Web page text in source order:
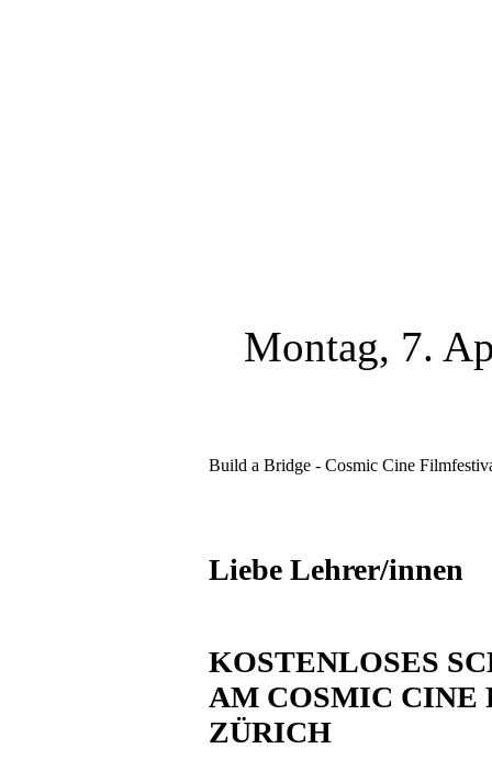
Montag, 7.
Build a Bridge - Cosmic Cine
Liebe Lehrer/innen
KOSTENLOSES
AM COSMIC CINE
ZÜRICH